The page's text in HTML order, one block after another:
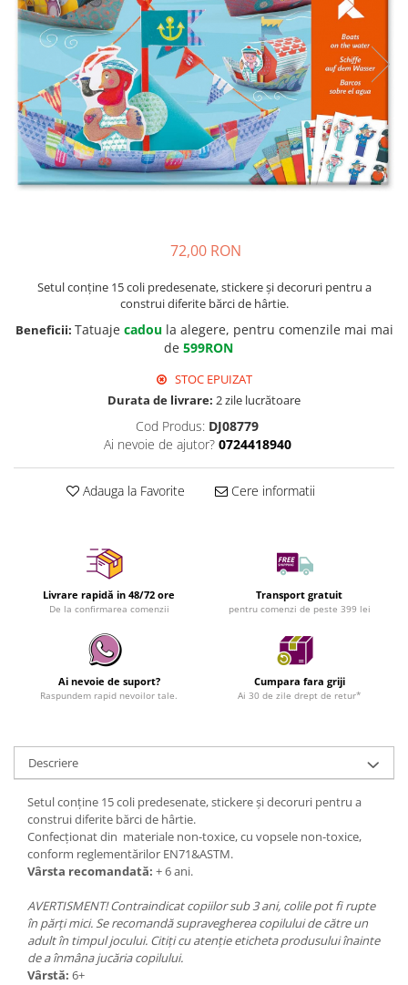
72,00 RON
Setul conține 15 coli predesenate, stickere și decoruri pentru a
construi diferite bărci de hârtie.
Beneficii: Tatuaje cadoula alegere, pentru comenzile mai mai
de 599RON
STOC EPUIZAT
Durata de livrare: 2 zile lucrătoare
Cod Produs: DJ08779
Ai nevoie de ajutor? 0724418940
Adauga la Favorite Cere informatii
Livrare rapidă in 48/72 ore
De la confirmarea comenzii
Transport gratuit
pentru comenzi de peste 399 lei
Ai nevoie de suport?
Raspundem rapid nevoilor tale.
Cumpara fara griji
Ai 30 de zile drept de retur*
Descriere
Setul conține 15 coli predesenate, stickere și decoruri pentru a
construi diferite bărci de hârtie.
Confecționat din materiale non-toxice, cu vopsele non-toxice,
conform reglementărilor EN71&ASTM.
Vârsta recomandată: + 6 ani.
AVERTISMENT! Contraindicat copiilor sub 3 ani, colile pot fi rupte
în părți mici. Se recomandă supravegherea copilului de către un
adult în timpul jocului. Citiți cu atenție eticheta produsului înainte
de a înmâna jucăria copilului.
Vârstă: 6+